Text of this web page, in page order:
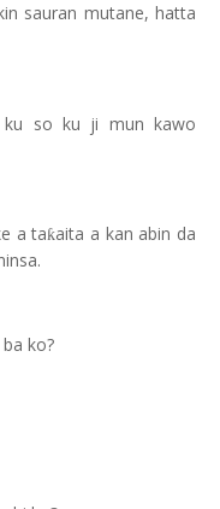
sauran mutane, hatta
ku so ku ji mun kawo
a taƙaita a kan abin da
ko?